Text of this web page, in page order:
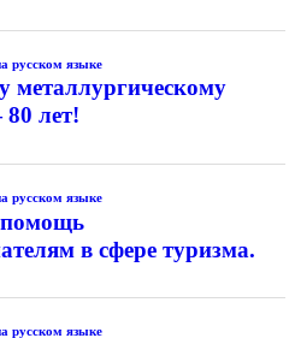
русском языке
металлургическому
лет!
русском языке
помощь
в сфере туризма.
русском языке